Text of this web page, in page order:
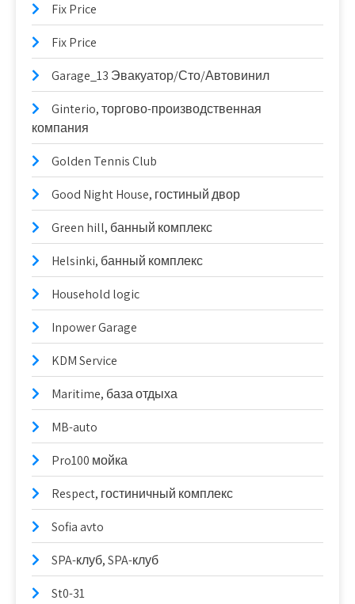
Fix Price
Fix Price
Garage_13 Эвакуатор/Сто/Автовинил
Ginterio, торгово-производственная
компания
Golden Tennis Club
Good Night House, гостиный двор
Green hill, банный комплекс
Helsinki, банный комплекс
Household logic
Inpower Garage
KDM Service
Maritime, база отдыха
MB-auto
Pro100 мойка
Respect, гостиничный комплекс
Sofia avto
SPA-клуб, SPA-клуб
St0-31